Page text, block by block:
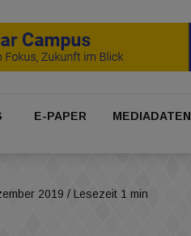
E-PAPER MEDIADATEN
2019 / Lesezeit 1 min